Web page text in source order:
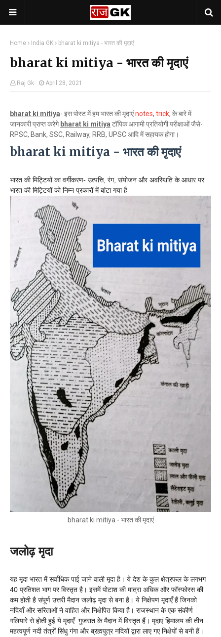
Home India GK bharat ki mitiya - भारत की मृदाएं
bharat ki mitiya - भारत की मृदाएं
Raj Gk April 28, 2021
bharat ki mitiya- इस पोस्ट में हम भारत की मृदाएंnotes, trick, के बारे में
जानकारी प्राप्त करेगे bharat ki mitiya टॉपिक आगामी प्रतियोगी परीक्षाओं जैसे-
RPSC, Bank, SSC, Railway, RRB, UPSC आदि में सहायक होगा।
bharat ki mitiya - भारत की मृदाएं
भारत की मिट्टियों का वर्गीकरण- उत्पत्ति, रंग, संयोजन और अवस्थिति के आधार पर
भारत की मिट्टियों को निम्न प्रकारों में बांटा गया है
bharat ki mitiya - भारत की मृदाएं
जलोढ़ मृदा
यह मृदा भारत में सर्वाधिक पाई जाने वाली मृदा है। ये देश के कुल क्षेत्रफल के लगभग
40 प्रतिशत भाग पर विस्तृत है। इसमें पोटाश की मात्रा अधिक और फॉस्फोरस की
कम होती है संपूर्ण उत्तरी मैदान जलोढ़ मृदा से बना है। ये निक्षेपण मृदाएँहैं जिनको
नदियाँ और सरिताओं ने वाहित और निक्षेपित किया है। राजस्थान के एक संकीर्ण
गलियारे से होती हुई ये मृदाएँगुजरात के मैदान में विस्तृत हैं। मृदाएं हिमालय की तीन
महत्वपूर्ण नदी तंत्रों सिंधु गंगा और ब्रह्मपुत्र नदियों द्वारा लाए गए निक्षेपों से बनी हैं।